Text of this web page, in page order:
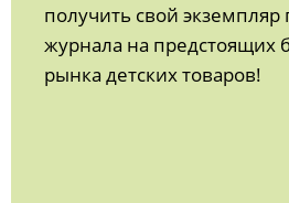
получить свой экземпляр
журнала на предстоящих
рынка детских товаров!